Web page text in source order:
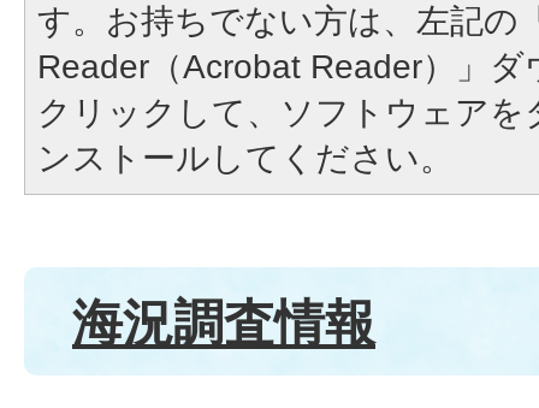
す。お持ちでない方は、左記の
Reader（Acrobat Reader）」
クリックして、ソフトウェア
ンストールしてください。
海況調査情報